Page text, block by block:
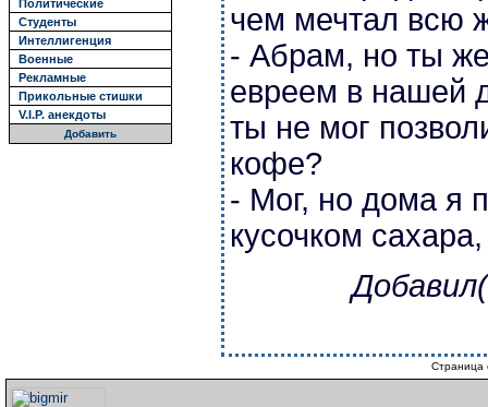
Политические
Студенты
Интеллигенция
Военные
Рекламные
Прикольные стишки
V.I.P. анекдоты
Добавить
чем мечтал всю
- Абрам, но ты
евреем в нашей
ты не мог
кофе?
- Мог, но дома я
кусочком
Страница